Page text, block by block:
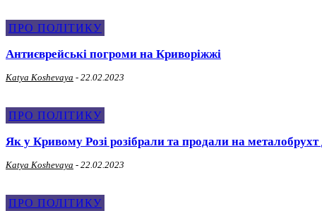
ПРО ПОЛІТИКУ
Антиєврейські погроми на Криворіжжі
Katya Koshevaya - 22.02.2023
ПРО ПОЛІТИКУ
Як у Кривому Розі розібрали та продали на
Katya Koshevaya - 22.02.2023
ПРО ПОЛІТИКУ